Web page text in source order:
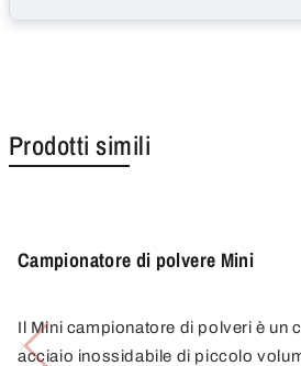
Prodotti simili
Campionatore di polvere Mini
Il Mini campionatore di polveri è un
acciaio inossidabile di piccolo